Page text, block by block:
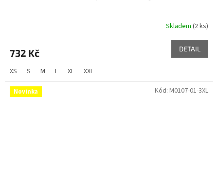
Skladem (2 ks)
732 Kč DETAIL
XS S M L XL XXL
Novinka Kód: M0107-01-3XL